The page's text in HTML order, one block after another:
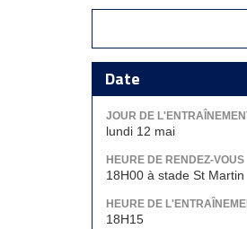
Date
JOUR DE
lundi 12 mai
HEURE DE RENDEZ-VOUS
18H00 à stade St Martin
HEURE DE
18H15